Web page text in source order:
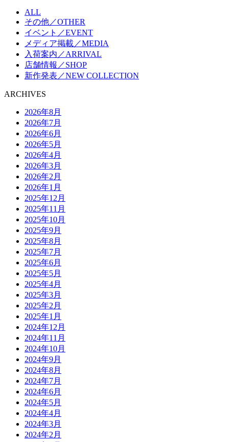
ALL
その他／OTHER
イベント／EVENT
メディア掲載／MEDIA
入荷案内／ARRIVAL
店舗情報／SHOP
新作発表／NEW COLLECTION
ARCHIVES
2026年8月
2026年7月
2026年6月
2026年5月
2026年4月
2026年3月
2026年2月
2026年1月
2025年12月
2025年11月
2025年10月
2025年9月
2025年8月
2025年7月
2025年6月
2025年5月
2025年4月
2025年3月
2025年2月
2025年1月
2024年12月
2024年11月
2024年10月
2024年9月
2024年8月
2024年7月
2024年6月
2024年5月
2024年4月
2024年3月
2024年2月